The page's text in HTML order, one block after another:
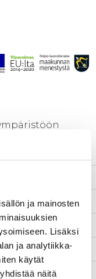
ja mainosten
Lisäksi
ja analytiikka-
käytät
näitä